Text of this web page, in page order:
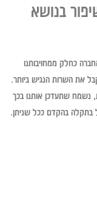
בנושא
כחלק ממחויבותנו
את השרות הנגיש ביותר.
נשמח שתעדכן אותנו בכך
בתקלה בהקדם ככל שניתן.